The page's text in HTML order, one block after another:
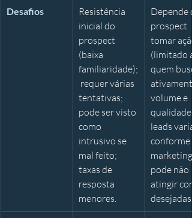
Desafios
Resistência
inicial do
prospect
(baixa
familiaridade);
requer várias
tentativas;
pode ser visto
como
intrusivo se
mal feito;
taxas de
resposta
menores.
Depende
prospect
tomar ação
(limitado a
quem
volume e
qualidade
leads
conforme
marketing;
pode não
atingir
desejadas.